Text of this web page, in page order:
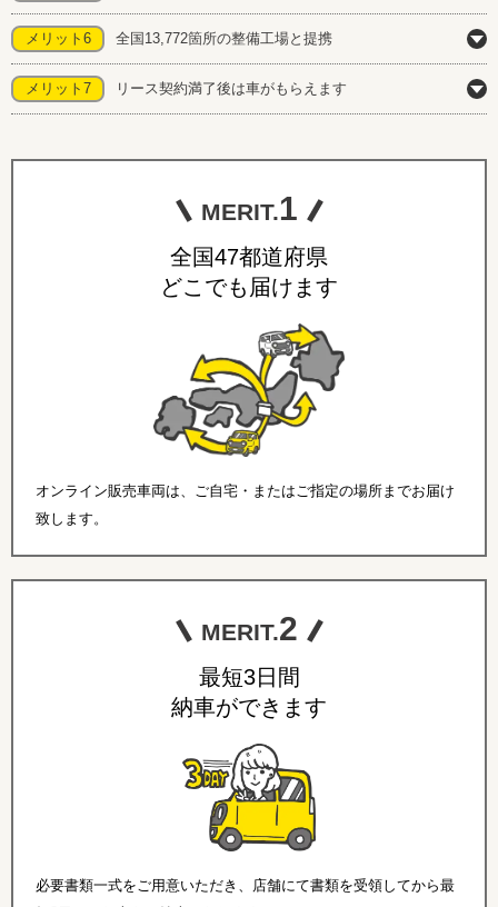
メリット6 全国13,772箇所の整備工場と提携
メリット7 リース契約満了後は車がもらえます
MERIT.1
全国47都道府県
どこでも届けます
オンライン販売車両は、ご自宅・またはご指定の場所までお届け
致します。
MERIT.2
最短3日間
納車ができます
必要書類一式をご用意いただき、店舗にて書類を受領してから最